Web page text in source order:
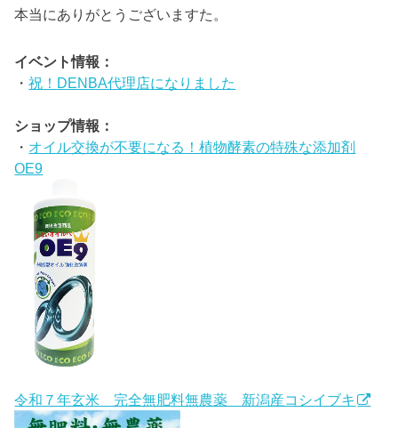
本当にありがとうございますた。
イベント情報：
・祝！DENBA代理店になりました
ショップ情報：
・ オイル交換が不要になる！植物酵素の特殊な添加剤
OE9
令和７年玄米 完全無肥料無農薬 新潟産コシイブキ